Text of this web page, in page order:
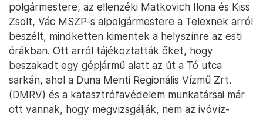
polgármestere, az ellenzéki Matkovich Ilona és Kiss
Zsolt, Vác MSZP-s alpolgármestere a Telexnek arról
beszélt, mindketten kimentek a helyszínre az esti
órákban. Ott arról tájékoztatták őket, hogy
beszakadt egy gépjármű alatt az út a Tó utca
sarkán, ahol a Duna Menti Regionális Vízmű Zrt.
(DMRV) és a katasztrófavédelem munkatársai már
ott vannak, hogy megvizsgálják, nem az ivóvíz-